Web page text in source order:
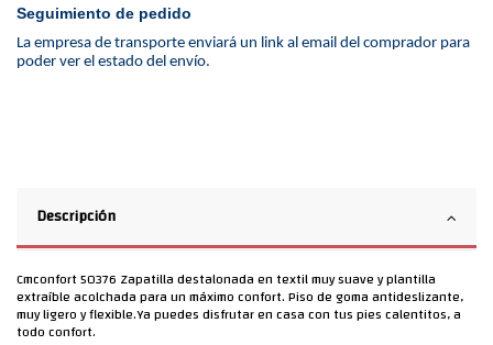
Seguimiento de pedido
La empresa de transporte enviará un link al email del comprador para
poder ver el estado del envío.
Descripción
Cmconfort 50376 Zapatilla destalonada en textil muy suave y plantilla
extraíble acolchada para un máximo confort. Piso de goma antideslizante,
muy ligero y flexible.Ya puedes disfrutar en casa con tus pies calentitos, a
todo confort.